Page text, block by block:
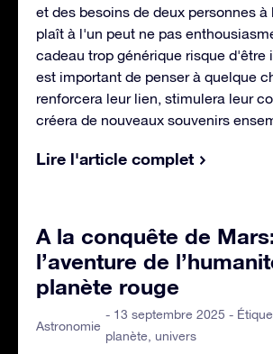
et des besoins de deux personnes à
plaît à l'un peut ne pas
cadeau trop générique risque d'être
est important de penser à quelque
renforcera leur lien, stimulera leur
créera de nouveaux souvenirs
Lire l'article complet
A la conquête de
l’aventure de
planète rouge
Astronomie
- 13 septembre 2025 -
planète, univers